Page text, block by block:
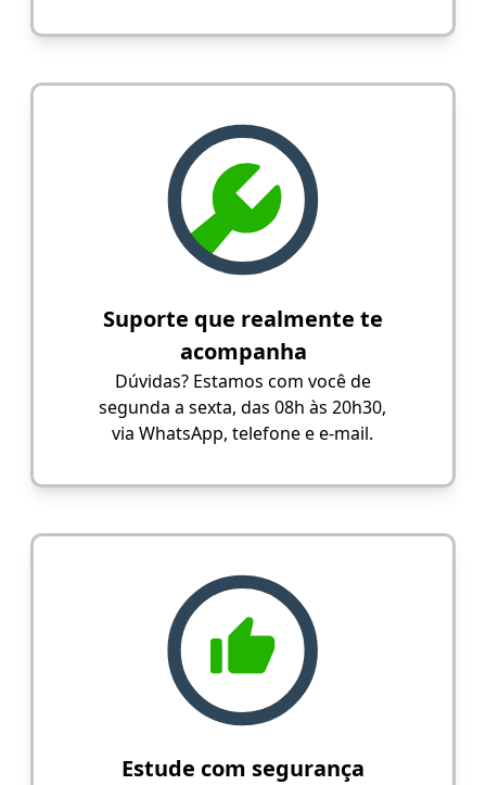
Suporte que realmente te
acompanha
Dúvidas? Estamos com você de
segunda a sexta, das 08h às 20h30,
via WhatsApp, telefone e e-mail.
Estude com segurança